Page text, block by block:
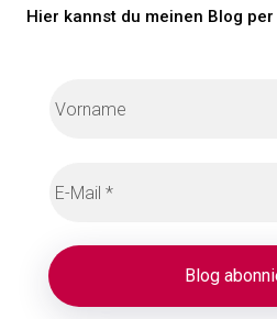
Hier kannst du meinen Blog